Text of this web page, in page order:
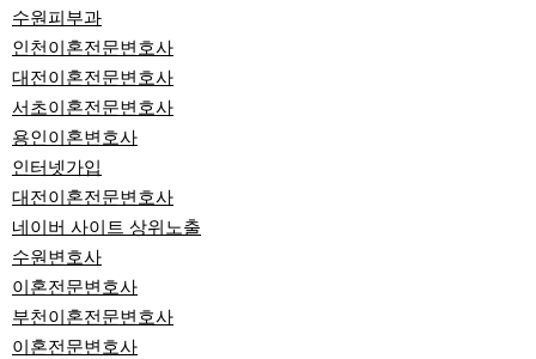
수원피부과
인천이혼전문변호사
대전이혼전문변호사
서초이혼전문변호사
용인이혼변호사
인터넷가입
대전이혼전문변호사
네이버 사이트 상위노출
수원변호사
이혼전문변호사
부천이혼전문변호사
이혼전문변호사